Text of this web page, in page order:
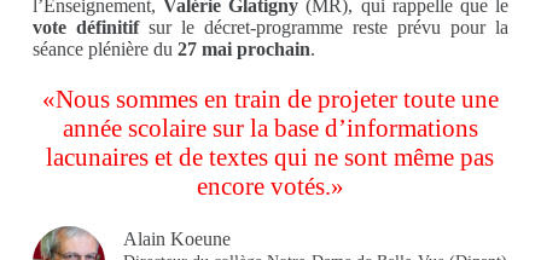
l’Enseignement, Valérie Glatigny (MR), qui rappelle que le
vote définitifsur le décret-programme reste prévu pour la
séance plénière du 27 mai prochain.
«Nous sommes en train de projeter toute une
année scolaire sur la base d’informations
lacunaires et de textes qui ne sont même pas
encore votés.»
Alain Koeune